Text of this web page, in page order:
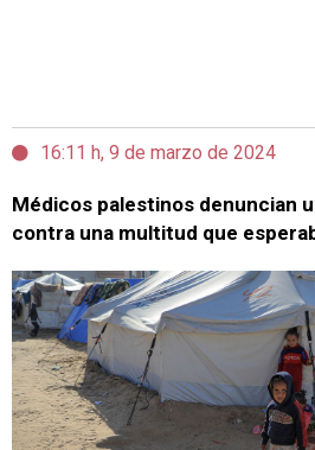
16:11 h, 9 de marzo de 2024
Médicos palestinos denuncian
contra una multitud que